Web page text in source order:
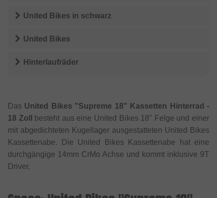
United Bikes in schwarz
United Bikes
Hinterlaufräder
Das United Bikes "Supreme 18" Kassetten Hinterrad -
18 Zoll
besteht aus eine United Bikes 18" Felge und einer
mit abgedichteten Kugellager ausgestatteten United Bikes
Kassettenabe. Die United Bikes Kassettenabe hat eine
durchgängige 14mm CrMo Achse und kommt inklusive 9T
Driver.